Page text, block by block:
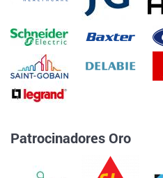
Patrocinadores Oro